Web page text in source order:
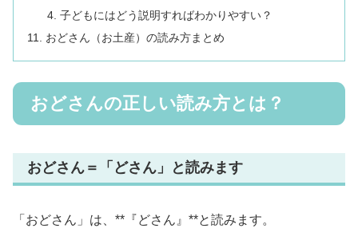
子どもにはどう説明すればわかりやすい？
おどさん（お土産）の読み方まとめ
おどさんの正しい読み方とは？
おどさん＝「どさん」と読みます
「おどさん」は、**『どさん』**と読みます。